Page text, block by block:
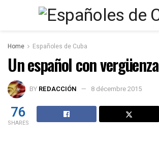
Home Españoles de Cuba
Un español con vergüenza
BY REDACCIÓN 8 décembre 2015
76
SHARES